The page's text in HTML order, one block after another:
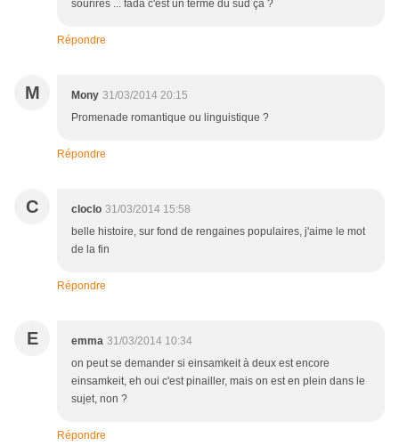
sourires ... fada c'est un terme du sud ça ?
Répondre
M Mony 31/03/2014 20:15
Promenade romantique ou linguistique ?
Répondre
C cloclo 31/03/2014 15:58
belle histoire, sur fond de rengaines populaires, j'aime le mot
de la fin
Répondre
E emma 31/03/2014 10:34
on peut se demander si einsamkeit à deux est encore
einsamkeit, eh oui c'est pinailler, mais on est en plein dans le
sujet, non ?
Répondre